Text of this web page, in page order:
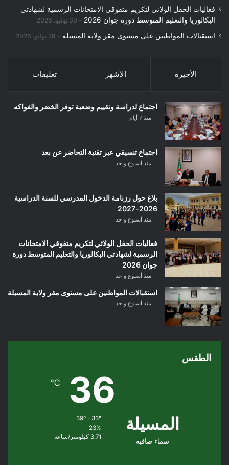
فعاليات الحفل الولائي لتكريم متفوقي الامتحانات الرسمية لشهادتي
البكالوريا والتعليم المتوسط دورة جوان 2026
30 يوليو، 2026
استقبالات المواطنين على مستوى مقر ولاية المسيلة 29 يوليو، 2026
الأخيرة الأشهر تعليقات
اجتماع لدراسة وتقييم وضعية توفر الخضر والفواكه
منذ 7 أيام
اجتماع تنسيقي عبر تقنية التحاضر عن بعد
منذ أسبوع واحد
بلاغ حول رزنامة الدخول المدرسي للسنة الدراسية
2026-2027
منذ أسبوع واحد
فعاليات الحفل الولائي لتكريم متفوقي الامتحانات
الرسمية لشهادتي البكالوريا والتعليم المتوسط دورة
جوان 2026
منذ أسبوع واحد
استقبالات المواطنين على مستوى مقر ولاية المسيلة
منذ أسبوع واحد
الطقس
المسيلة
سماء صافية
36
℃
39º - 33º
23%
3.71 كيلومتر/ساعة